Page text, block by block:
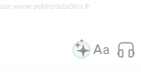
www.editionsbiblio.fr